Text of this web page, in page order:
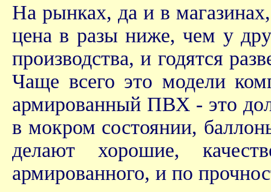
На рынках, да и в
цена в разы ниже, чем у
производства, и годятся
Чаще всего это модели
армированный ПВХ - это
в мокром состоянии,
делают хорошие,
армированного, и по